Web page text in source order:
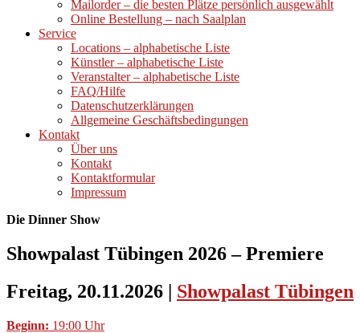
Mailorder – die besten Plätze persönlich ausgewählt
Online Bestellung – nach Saalplan
Service
Locations – alphabetische Liste
Künstler – alphabetische Liste
Veranstalter – alphabetische Liste
FAQ/Hilfe
Datenschutzerklärungen
Allgemeine Geschäftsbedingungen
Kontakt
Über uns
Kontakt
Kontaktformular
Impressum
Die Dinner Show
Showpalast Tübingen 2026 – Premiere
Freitag, 20.11.2026 | Showpalast Tübingen
Beginn: 19:00 Uhr